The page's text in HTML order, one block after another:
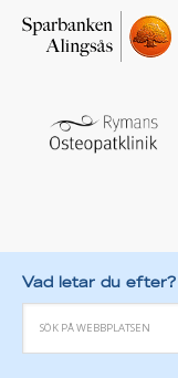
Vad letar du efter?